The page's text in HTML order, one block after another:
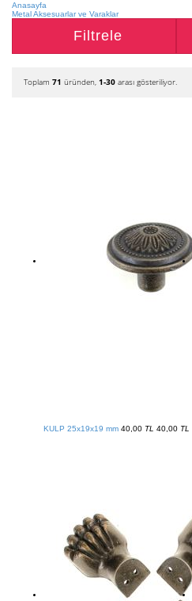
Anasayfa
Metal Aksesuarlar ve Varaklar
Filtrele
Toplam 71 üründen, 1-30 arası gösteriliyor.
KULP 25x19x19 mm 40,00 TL 40,00 TL